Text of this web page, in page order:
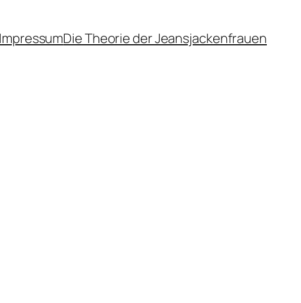
ImpressumDie Theorie der Jeansjackenfrauen